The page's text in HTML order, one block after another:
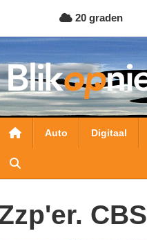
20 graden
Hoofdnavigatie
Auto Digitaal
zzp'er. CBS